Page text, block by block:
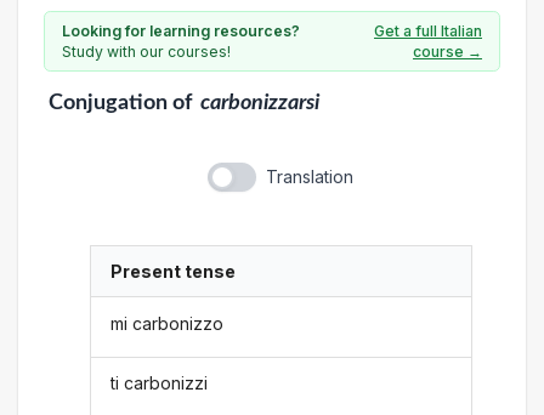
Looking for learning resources?
Study with our courses!
Get a full Italian
course →
Conjugationof carbonizzarsi
Translation
Present tense
mi carbonizzo
ti carbonizzi